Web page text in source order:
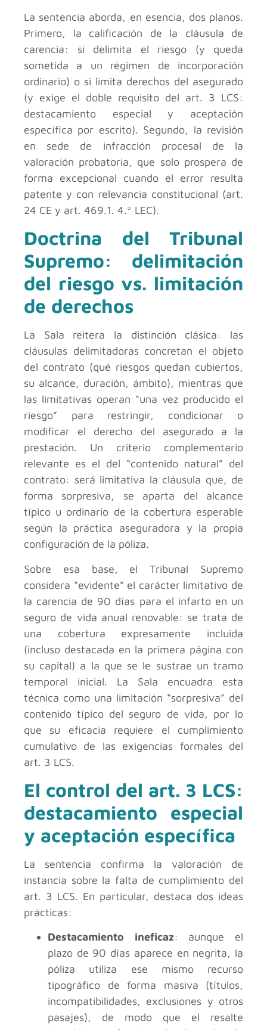
La sentencia aborda, en esencia, dos planos.
Primero, la calificación de la cláusula de
carencia: si delimita el riesgo (y queda
sometida a un régimen de incorporación
ordinario) o si limita derechos del asegurado
(y exige el doble requisito del art. 3 LCS:
destacamiento especial y aceptación
específica por escrito). Segundo, la revisión
en sede de infracción procesal de la
valoración probatoria, que solo prospera de
forma excepcional cuando el error resulta
patente y con relevancia constitucional (art.
24 CE y art. 469.1. 4.º LEC).
Doctrina del Tribunal
Supremo: delimitación
del riesgo vs. limitación
de derechos
La Sala reitera la distinción clásica: las
cláusulas delimitadoras concretan el objeto
del contrato (qué riesgos quedan cubiertos,
su alcance, duración, ámbito), mientras que
las limitativas operan “una vez producido el
riesgo” para restringir, condicionar o
modificar el derecho del asegurado a la
prestación. Un criterio complementario
relevante es el del “contenido natural” del
contrato: será limitativa la cláusula que, de
forma sorpresiva, se aparta del alcance
típico u ordinario de la cobertura esperable
según la práctica aseguradora y la propia
configuración de la póliza.
Sobre esa base, el Tribunal Supremo
considera “evidente” el carácter limitativo de
la carencia de 90 días para el infarto en un
seguro de vida anual renovable: se trata de
una cobertura expresamente incluida
(incluso destacada en la primera página con
su capital) a la que se le sustrae un tramo
temporal inicial. La Sala encuadra esta
técnica como una limitación “sorpresiva” del
contenido típico del seguro de vida, por lo
que su eficacia requiere el cumplimiento
cumulativo de las exigencias formales del
art. 3 LCS.
El control del art. 3 LCS:
destacamiento especial
y aceptación específica
La sentencia confirma la valoración de
instancia sobre la falta de cumplimiento del
art. 3 LCS. En particular, destaca dos ideas
prácticas:
Destacamiento ineficaz: aunque el
plazo de 90 días aparece en negrita, la
póliza utiliza ese mismo recurso
tipográfico de forma masiva (títulos,
incompatibilidades, exclusiones y otros
pasajes), de modo que el resalte